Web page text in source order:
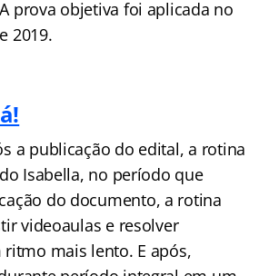
prova objetiva foi aplicada no
2019.
a publicação do edital, a rotina
Isabella, no período que
do documento, a rotina
videoaulas e resolver
mais lento. E após,